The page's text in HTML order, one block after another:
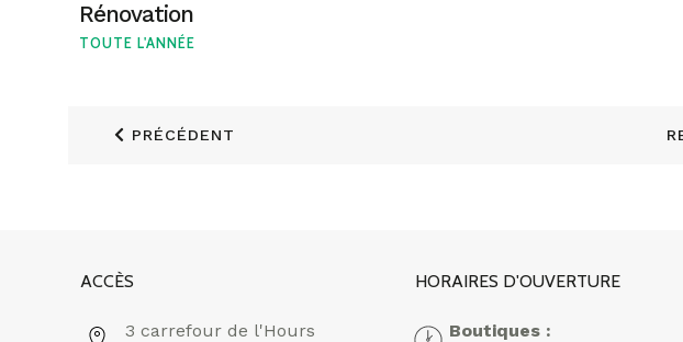
Rénovation
TOUTE L'ANNÉE
PRÉCÉDENT
ACCÈS
3 carrefour de l'Hours
HORAIRES D'OUVERTURE
Boutiques :